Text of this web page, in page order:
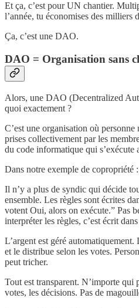
Et ça, c’est pour UN chantier.
l’année, tu économises des milliers
Ça, c’est une DAO.
DAO = Organisation sans
Alors, une DAO (Decentralized
quoi exactement ?
C’est une organisation où
prises collectivement par les
du code informatique qui s’exécute
Dans notre exemple de copropriété :
Il n’y a plus de syndic qui décide
ensemble. Les règles sont écrites
votent Oui, alors on exécute.” Pas
interpréter les règles, c’est écrit
L’argent est géré
et le distribue selon les votes.
peut tricher.
Tout est transparent. N’importe qui
votes, les décisions. Pas de